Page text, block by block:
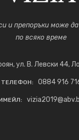
и препоръки може
по всяко време
ул. В. Левски 44,
ТЕЛЕФОН: 0884 916